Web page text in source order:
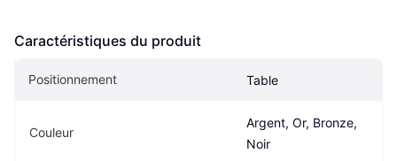
Caractéristiques du produit
Positionnement Table
Couleur
Argent, Or, Bronze,
Noir